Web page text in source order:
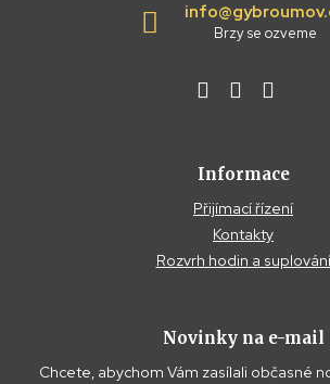
Brzy se ozveme
Informace
Přijímací řízení
Kontakty
Rozvrh hodin a suplování
Novinky na e-mail
Chcete, abychom Vám zasílali občasné